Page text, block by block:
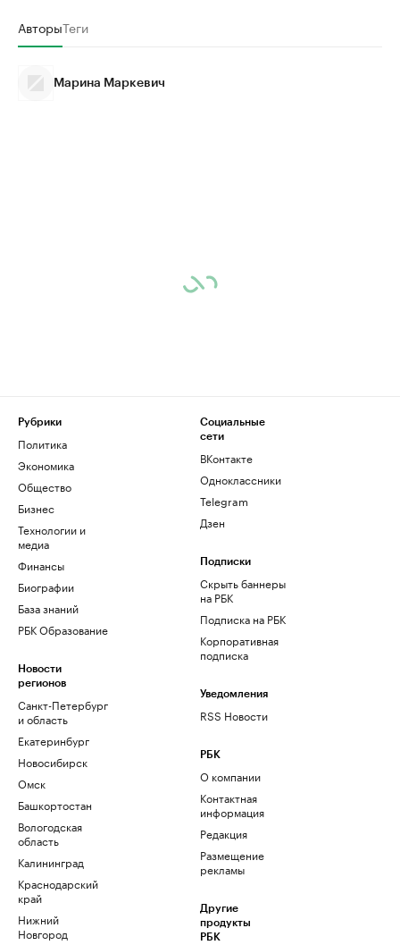
АвторыТеги
Марина Маркевич
Рубрики
Политика
Экономика
Общество
Бизнес
Технологии и
медиа
Финансы
Биографии
База знаний
РБК Образование
Новости
регионов
Санкт-Петербург
и область
Екатеринбург
Новосибирск
Омск
Башкортостан
Вологодская
область
Калининград
Краснодарский
край
Нижний
Новгород
Социальные
сети
ВКонтакте
Одноклассники
Telegram
Дзен
Подписки
Скрыть баннеры
на РБК
Подписка на РБК
Корпоративная
подписка
Уведомления
RSS Новости
РБК
О компании
Контактная
информация
Редакция
Размещение
рекламы
Другие
продукты
РБК